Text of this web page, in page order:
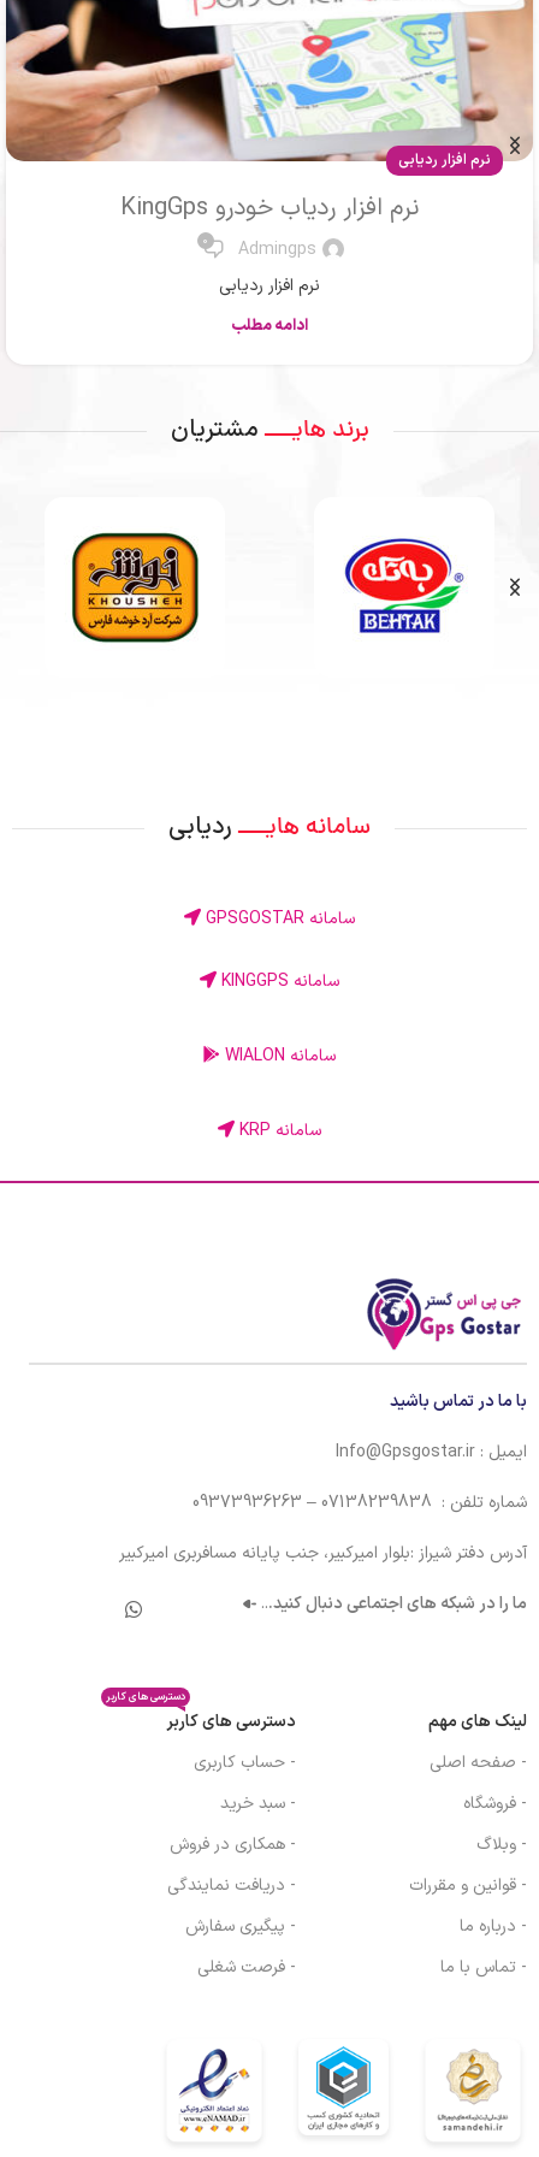
مقالات
ردیاب ماشین یا جی پی اس خودرو
Mr .Ahmadi
0
ردیاب یا جی پی اس
ادامه مطلب
برند هایــــ مشتریان
سامانه هایــــ ردیابی
سامانه GPSGOSTAR
سامانه KINGGPS
سامانه WIALON
سامانه KRP
با ما در تماس باشید
ایمیل : Info@Gpsgostar.ir
شماره تلفن : 07138239838 – 09373936263
آدرس دفتر شیراز :بلوار امیرکبیر، جنب پایانه مسافربری امیرکبیر
ما را در شبکه های اجتماعی دنبال کنید...
لینک های مهم
- صفحه اصلی
- فروشگاه
- وبلاگ
- قوانین و مقررات
- درباره ما
- تماس با ما
دسترسی های کاربر
دسترسی های کاربر
- حساب کاربری
- سبد خرید
- همکاری در فروش
- دریافت نمایندگی
- پیگیری سفارش
- فرصت شغلی